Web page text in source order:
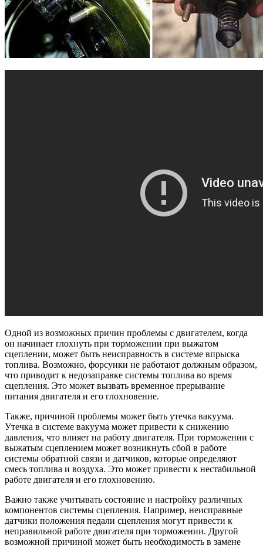
Одной из возможных причин проблемы с двигателем, когда
он начинает глохнуть при торможении при выжатом
сцеплении, может быть неисправность в системе впрыска
топлива. Возможно, форсунки не работают должным образом,
что приводит к недозаправке системы топлива во время
сцепления. Это может вызвать временное прерывание
питания двигателя и его глохновение.
Также, причиной проблемы может быть утечка вакуума.
Утечка в системе вакуума может привести к снижению
давления, что влияет на работу двигателя. При торможении с
выжатым сцеплением может возникнуть сбой в работе
системы обратной связи и датчиков, которые определяют
смесь топлива и воздуха. Это может привести к нестабильной
работе двигателя и его глохновению.
Важно также учитывать состояние и настройку различных
компонентов системы сцепления. Например, неисправные
датчики положения педали сцепления могут привести к
неправильной работе двигателя при торможении. Другой
возможной причиной может быть необходимость в замене